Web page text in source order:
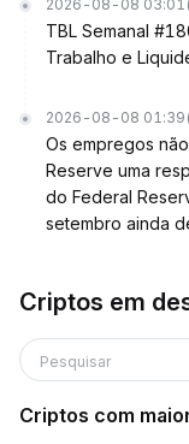
2026-08-08 03:01
TBL Semanal
Trabalho e
2026-08-08 01:39
Os empregos
Reserve uma
do Federal
setembro ainda
Criptos em
Pesquisar
Criptos com